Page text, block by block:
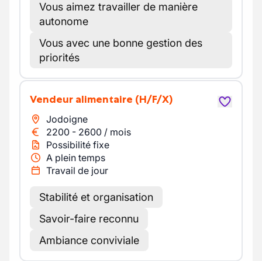
Vous aimez travailler de manière
autonome
Vous avec une bonne gestion des
priorités
Vendeur alimentaire (H/F/X)
Jodoigne
2200 - 2600 / mois
Possibilité fixe
A plein temps
Travail de jour
Stabilité et organisation
Savoir-faire reconnu
Ambiance conviviale